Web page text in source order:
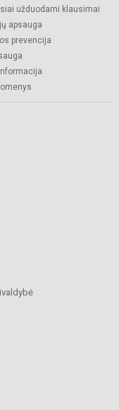
užduodami klausimai
apsauga
prevencija